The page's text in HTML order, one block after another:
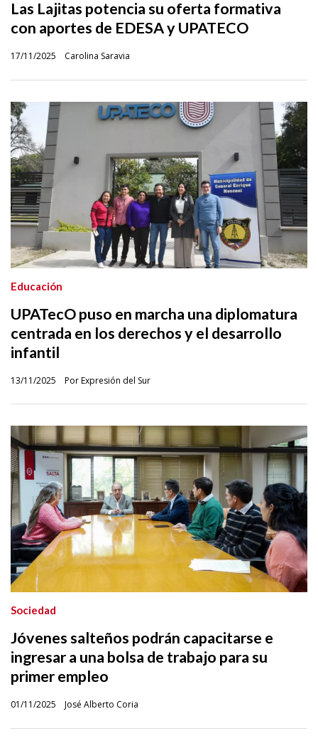
Las Lajitas potencia su oferta formativa
con aportes de EDESA y UPATECO
Carolina Saravia
17/11/2025
UPATecO puso en marcha una diplomatura
centrada en los derechos y el desarrollo
infantil
Por Expresión del Sur
Educación
13/11/2025
Jóvenes salteños podrán capacitarse e
ingresar a una bolsa de trabajo para su
primer empleo
José Alberto Coria
Sociedad
01/11/2025